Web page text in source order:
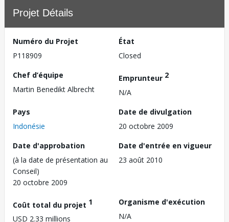
Projet Détails
Numéro du Projet
P118909
État
Closed
Chef d’équipe
Martin Benedikt Albrecht
Emprunteur 2
N/A
Pays
Indonésie
Date de divulgation
20 octobre 2009
Date d'approbation
(à la date de présentation au
Conseil)
20 octobre 2009
Date d'entrée en vigueur
23 août 2010
Coût total du projet 1
USD 2.33 millions
Organisme d'exécution
N/A